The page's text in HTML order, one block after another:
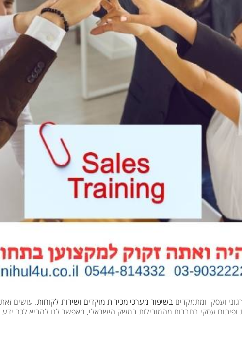
בשיפור מערכי מכירות מוקדים ושירות לקוחות. עושים
ופיתוח עסקי בחברות מהמובילות במשק הישראלי, מאפשר לנו להביא לכם ידע